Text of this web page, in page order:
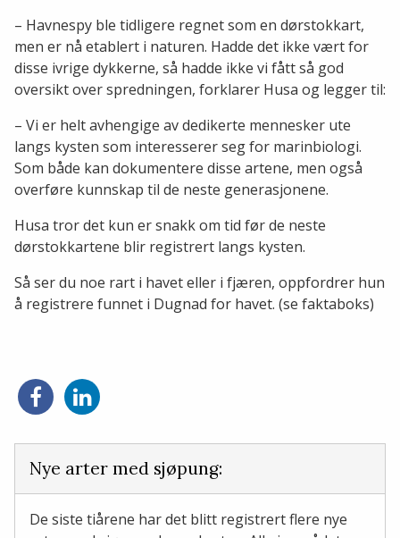
– Havnespy ble tidligere regnet som en dørstokkart,
men er nå etablert i naturen. Hadde det ikke vært for
disse ivrige dykkerne, så hadde ikke vi fått så god
oversikt over spredningen, forklarer Husa og legger til:
– Vi er helt avhengige av dedikerte mennesker ute
langs kysten som interesserer seg for marinbiologi.
Som både kan dokumentere disse artene, men også
overføre kunnskap til de neste generasjonene.
Husa tror det kun er snakk om tid før de neste
dørstokkartene blir registrert langs kysten.
Så ser du noe rart i havet eller i fjæren, oppfordrer hun
å registrere funnet i Dugnad for havet. (se faktaboks)
Del
på
Del
på
Nye arter med sjøpung:
De siste tiårene har det blitt registrert flere nye